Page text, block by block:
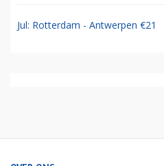
Jul: Rotterdam - Antwerpen €21